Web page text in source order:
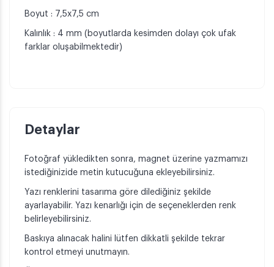
Boyut : 7,5x7,5 cm
Kalınlık : 4 mm (boyutlarda kesimden dolayı çok ufak
farklar oluşabilmektedir)
Detaylar
Fotoğraf yükledikten sonra, magnet üzerine yazmamızı
istediğinizide metin kutucuğuna ekleyebilirsiniz.
Yazı renklerini tasarıma göre dilediğiniz şekilde
ayarlayabilir. Yazı kenarlığı için de seçeneklerden renk
belirleyebilirsiniz.
Baskıya alınacak halini lütfen dikkatli şekilde tekrar
kontrol etmeyi unutmayın.